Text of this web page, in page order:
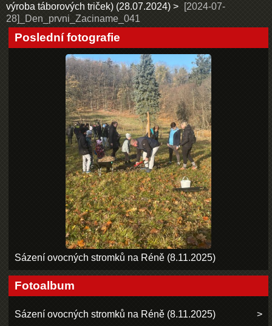
výroba táborových triček) (28.07.2024)
[2024-07-
28]_Den_prvni_Zaciname_041
Poslední fotografie
Sázení ovocných stromků na Réně (8.11.2025)
Fotoalbum
Sázení ovocných stromků na Réně (8.11.2025)